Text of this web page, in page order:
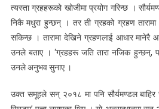
त्यस्ता ग्रहहरूको खोजीमा प्रयोग गरिन्छ ।
निकै मधुरा हुन्छन् । तर ती ग्रहको ग्रहण तारामा
सकिन्छ । तारामा देखिने ग्रहणलाई आधार मानेरै
उनले बताए । ‘ग्रहहरू जति तारा नजिक हुन्छन्,
उनले अनुभव सुनाए ।
उक्त समूहले सन् २०१८ मा पनि सौर्यमण्डल बाहिर